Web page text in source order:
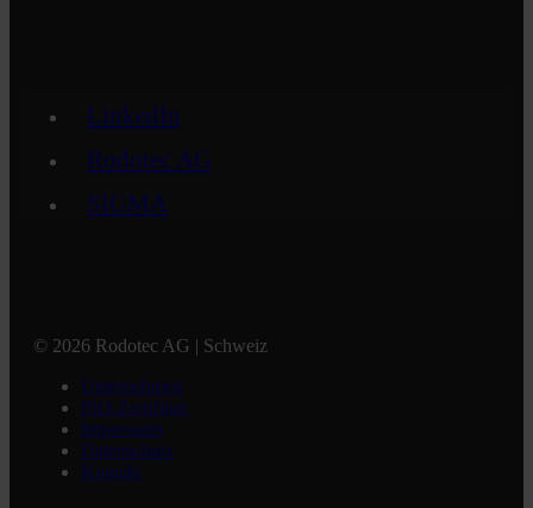
LinkedIn
Rodotec AG
SIGMA
© 2026 Rodotec AG | Schweiz
Unternehmen
ISO-Zertifikat
Impressum
Datenschutz
Kontakt